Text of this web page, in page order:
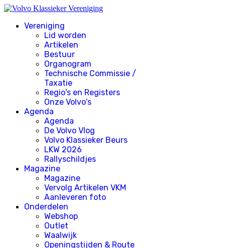
Vereniging
Lid worden
Artikelen
Bestuur
Organogram
Technische Commissie /
Taxatie
Regio's en Registers
Onze Volvo's
Agenda
Agenda
De Volvo Vlog
Volvo Klassieker Beurs
LKW 2026
Rallyschildjes
Magazine
Magazine
Vervolg Artikelen VKM
Aanleveren foto
Onderdelen
Webshop
Outlet
Waalwijk
Openingstijden & Route